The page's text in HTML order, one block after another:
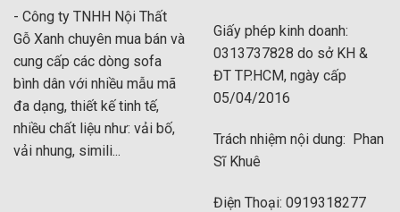
- Công ty TNHH Nội Thất
Gỗ Xanh chuyên mua bán và
cung cấp các dòng sofa
bình dân với nhiều mẫu mã
đa dạng, thiết kế tinh tế,
nhiều chất liệu như: vải bố,
vải nhung, simili...
Giấy phép kinh doanh:
0313737828 do sở KH &
ĐT TP.HCM, ngày cấp
05/04/2016
Trách nhiệm nội dung: Phan
Sĩ Khuê
Điện Thoại: 0919318277